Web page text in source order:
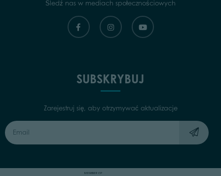
Śledź nas w mediach społecznościowych
SUBSKRYBUJ
Zarejestruj się, aby otrzymywać aktualizacje